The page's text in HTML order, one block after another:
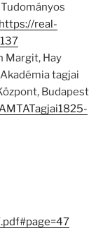
https://real-
Margit, Hay
tagjai
Budapest